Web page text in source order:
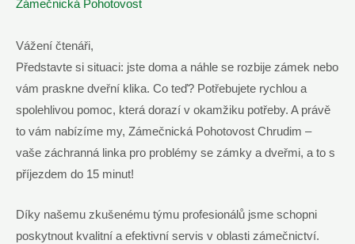
Zámečnická Pohotovost
Vážení čtenáři,
Představte si situaci: jste doma a náhle se rozbije zámek nebo
vám praskne dveřní klika. Co teď? Potřebujete rychlou a
spolehlivou pomoc, která dorazí v okamžiku potřeby. A právě
to vám nabízíme my, Zámečnická Pohotovost Chrudim –
vaše záchranná linka pro problémy se zámky a dveřmi, a to s
příjezdem do 15 minut!
Díky našemu zkušenému týmu profesionálů jsme schopni
poskytnout kvalitní a efektivní servis v oblasti zámečnictví.